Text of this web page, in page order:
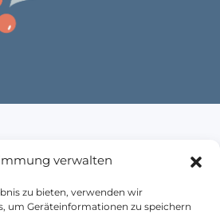
verwalten
zu bieten, verwenden wir
um Geräteinformationen zu speichern
Heavo